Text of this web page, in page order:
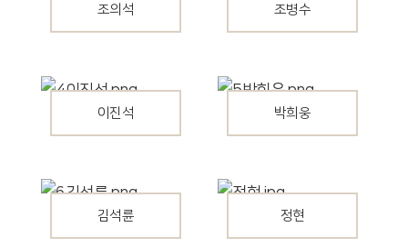
조의석 조병수
이진석 박희웅
김석륜 정현